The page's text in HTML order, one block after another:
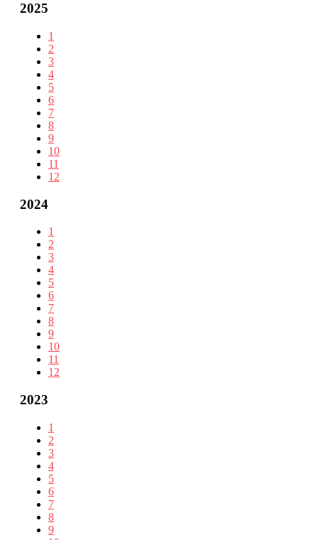
2025
1
2
3
4
5
6
7
8
9
10
11
12
2024
1
2
3
4
5
6
7
8
9
10
11
12
2023
1
2
3
4
5
6
7
8
9